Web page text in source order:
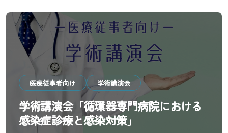
医療従事者向け 学術講演会
学術講演会「循環器専門病院における
感染症診療と感染対策」